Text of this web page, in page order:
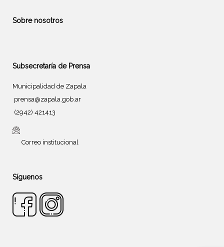
Sobre nosotros
Subsecretaría de Prensa
Municipalidad de Zapala
prensa@zapala.gob.ar
(2942) 421413
Correo institucional
Síguenos